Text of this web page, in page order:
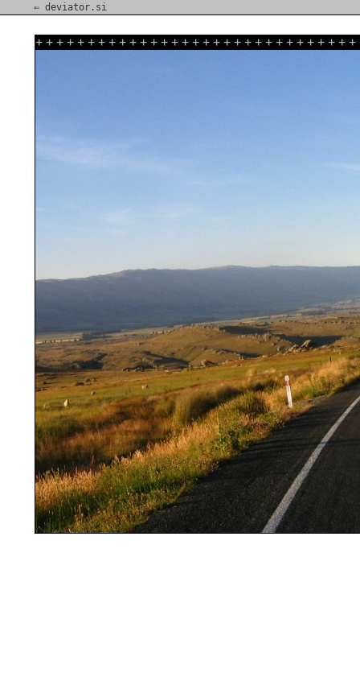
⇐ deviator.si
+ + + + + + + + + + + + + + + + + + + + + + + + + + + + + + +